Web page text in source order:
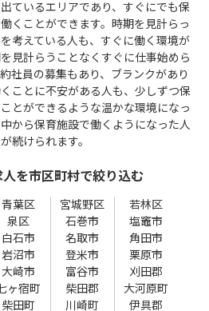
ているエリアであり、すぐにでも保
くことができます。時期を見計らっ
考えている人も、すぐに働く環境が
見計らうことなくすぐに仕事始めら
社員の募集もあり、ブランクがあり
ことに不安がある人も、少しずつ保
とができるような温かな環境になっ
から保育施設で働くようになった人
続けられます。
を市区町村で絞り込む
青葉区 宮城野区
若林区
泉区 石巻市
塩竈市
白石市 名取市
角田市
岩沼市 登米市
栗原市
大崎市 富谷市
刈田郡
ヶ宿町 柴田郡
大河原町
柴田町 川崎町
伊具郡